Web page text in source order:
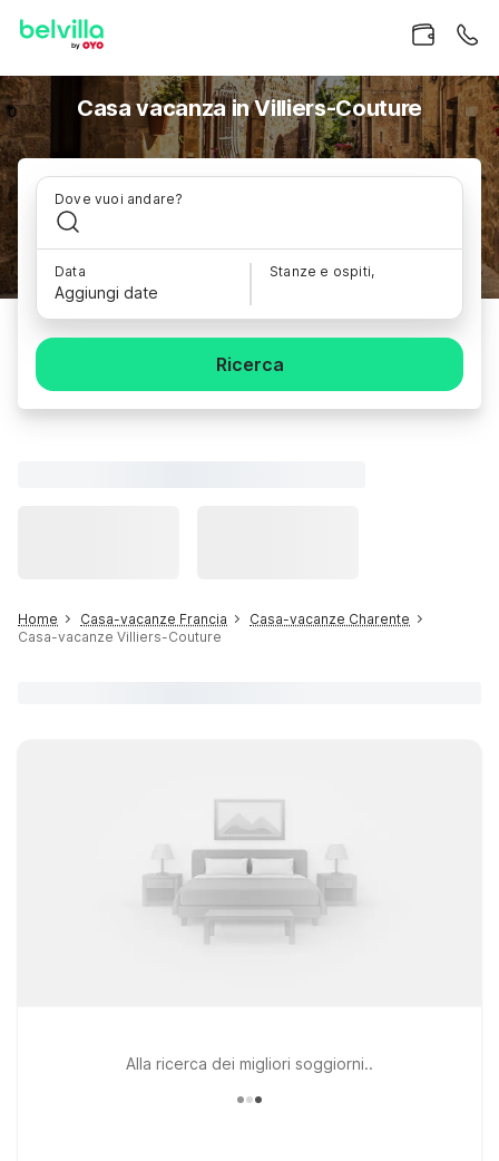
Casa vacanza in Villiers-Couture
Dove vuoi andare?
Data
Aggiungi date
Stanze e ospiti,
Ricerca
Home Casa-vacanze Francia
Casa-vacanze Charente
Casa-vacanze Villiers-Couture
Alla ricerca dei migliori soggiorni..